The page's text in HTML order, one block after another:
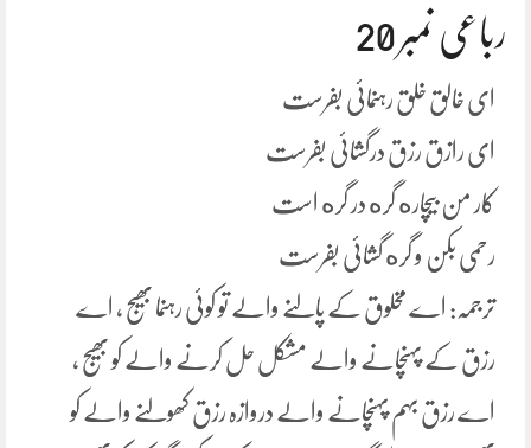
رباعی نمبر 20
ای خالق خلق رہنمائی بفرست
ای رازق رزق درگشائی بفرست
کار من بیچاره گره در گره است
رحمی بکن و گره گشائی بفرست
ترجمہ: اے مخلوق کے پالنے والے تو کوئی رہنما بھیج ، اے
رزق کے پہنچانے والے مشکل حل کرنے والے کو بھیج ،
اے رزق بہم پہنچانے والے دروازہ رزق کھولنے والے کو